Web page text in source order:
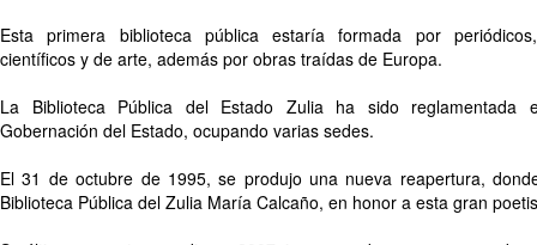
Esta primera biblioteca pública estaría formada por
científicos y de arte, además por obras traídas de Europa.
La Biblioteca Pública del Estado Zulia ha sido reglamentada
Gobernación del Estado, ocupando varias sedes.
El 31 de octubre de 1995, se produjo una nueva reapertura,
Biblioteca Pública del Zulia María Calcaño, en honor a esta gran